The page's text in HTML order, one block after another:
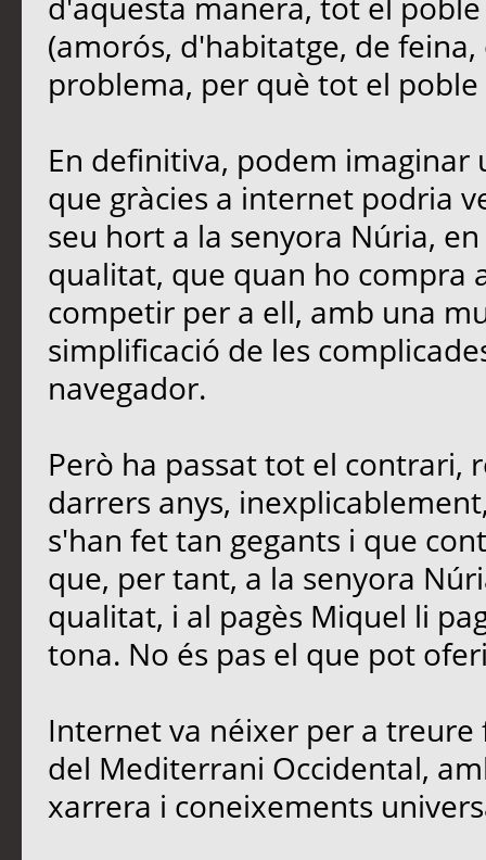
(amorós, d'habitatge, de
problema, per què tot el
En definitiva, podem imaginar
que gràcies a internet podria
seu hort a la senyora Núria,
qualitat, que quan ho compra
competir per a ell, amb una
simplificació de les
navegador.
Però ha passat tot el contrari,
darrers anys,
s'han fet tan gegants i que
que, per tant, a la senyora
qualitat, i al pagès Miquel li
tona. No és pas el que pot
Internet va néixer per a
del Mediterrani Occidental,
xarrera i coneixements